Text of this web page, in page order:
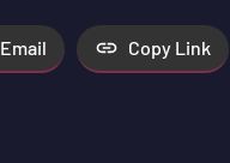
Email Copy Link